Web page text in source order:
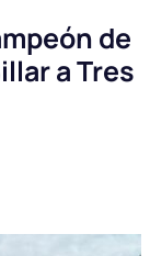
de
a Tres